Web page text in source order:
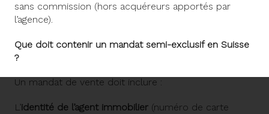
sans commission (hors acquéreurs apportés par
l’agence).
Que doit contenir un mandat semi-exclusif en Suisse
?
Un mandat de vente doit inclure :
L’identité de l’agent immobilier (numéro de carte